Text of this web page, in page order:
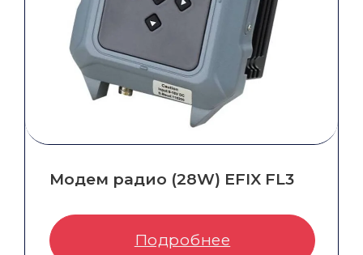
Тахеометры
Весь каталог
Модем радио (28W) EFIX FL3
Артикул: Гарантия, год:
Подробнее